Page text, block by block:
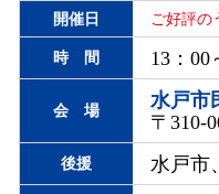
開催日 ご好評の
時 間 13：00
会 場
水戸市
〒310-
後援 水戸市